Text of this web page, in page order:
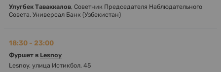
Улугбек Таваккалов, Советник Председателя Наблюдательного
Совета, Универсал Банк (Узбекистан)
18:30 - 23:00
Фуршет в Lesnoy
Lesnoy, улица Истикбол, 45